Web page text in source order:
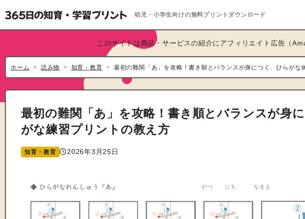
幼児・小学生向けの無料プリントダウンロード
このサイトは商品・サービスの紹介にアフィリエイト広告（
ホーム 読み物 知育・教育 最初の難関「あ」を攻略！書き順とバランスが身につく、ひらがな
最初の難関「あ」を攻略！書き順とバランスが身
がな練習プリントの教え方
知育・教育 2026年3月25日